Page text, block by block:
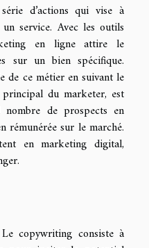
d’actions qui vise à
service. Avec les outils
en ligne attire le
sur un bien spécifique.
de ce métier en suivant le
du marketer, est
de prospects en
rémunérée sur le marché.
en marketing digital,
copywriting consiste à